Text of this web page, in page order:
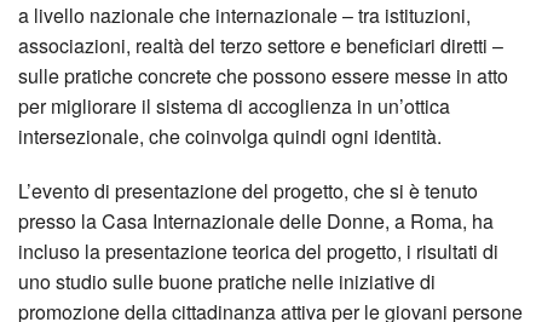
a livello nazionale che internazionale – tra istituzioni,
associazioni, realtà del terzo settore e beneficiari diretti –
sulle pratiche concrete che possono essere messe in atto
per migliorare il sistema di accoglienza in un’ottica
intersezionale, che coinvolga quindi ogni identità.
L’evento di presentazione del progetto, che si è tenuto
presso la Casa Internazionale delle Donne, a Roma, ha
incluso la presentazione teorica del progetto, i risultati di
uno studio sulle buone pratiche nelle iniziative di
promozione della cittadinanza attiva per le giovani persone